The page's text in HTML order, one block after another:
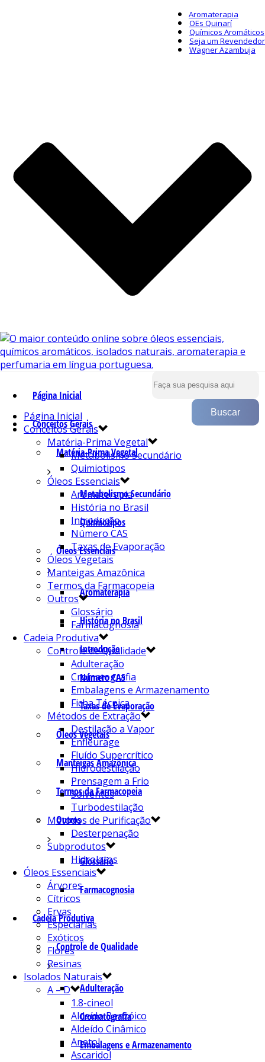
Aromaterapia
OEs Quinarí
Químicos Aromáticos
Seja um Revendedor
Wagner Azambuja
Página Inicial
Conceitos Gerais
Matéria-Prima Vegetal
Metabolismo Secundário
Quimiotipos
Óleos Essenciais
Aromaterapia
História no Brasil
Introdução
Número CAS
Taxas de Evaporação
Óleos Vegetais
Manteigas Amazônica
Termos da Farmacopeia
Outros
Glossário
Farmacognosia
Cadeia Produtiva
Controle de Qualidade
Adulteração
Cromatografia
Embalagens e Armazenamento
Página Inicial
Conceitos Gerais
Matéria-Prima Vegetal
Metabolismo Secundário
Quimiotipos
Óleos Essenciais
Aromaterapia
História no Brasil
Introdução
Número CAS
Taxas de Evaporação
Óleos Vegetais
Manteigas Amazônica
Termos da Farmacopeia
Outros
Glossário
Farmacognosia
Cadeia Produtiva
Controle de Qualidade
Adulteração
Cromatografia
Embalagens e Armazenamento
Ficha Técnica
Métodos de Extração
Destilação a Vapor
Enfleurage
Fluído Supercrítico
Hidrodestilação
Prensagem a Frio
Solventes
Turbodestilação
Métodos de Purificação
Desterpenação
Subprodutos
Hidrolatos
Óleos Essenciais
Árvores
Cítricos
Ervas
Especiarias
Exóticos
Flores
Resinas
Isolados Naturais
A – D
1.8-cineol
Aldeído Benzóico
Aldeído Cinâmico
Anetol
Ascaridol